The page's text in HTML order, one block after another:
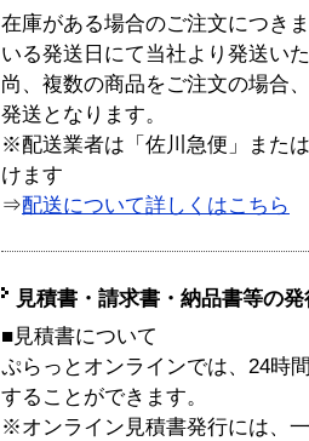
在庫がある場合のご注文につき
いる発送日にて当社より発送い
尚、複数の商品をご注文の場合
発送となります。
※配送業者は「佐川急便」また
けます
⇒配送について詳しくはこちら
見積書・請求書・納品書等の
■見積書について
ぷらっとオンラインでは、24時
することができます。
※オンライン見積書発行には、